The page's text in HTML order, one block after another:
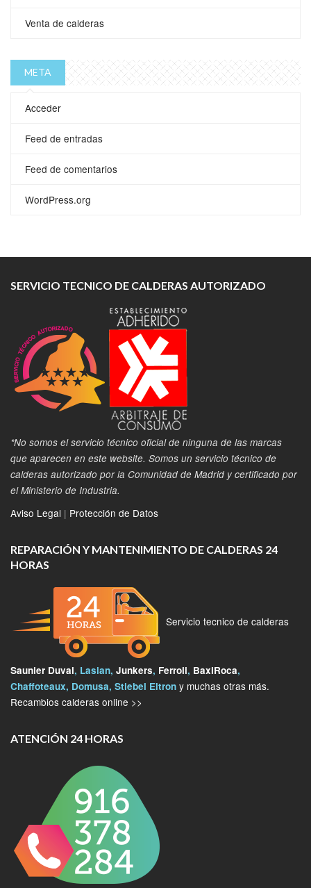
Venta de calderas
META
Acceder
Feed de entradas
Feed de comentarios
WordPress.org
SERVICIO TECNICO DE CALDERAS AUTORIZADO
*No somos el servicio técnico oficial de ninguna de las marcas
que aparecen en este website. Somos un servicio técnico de
calderas autorizado por la Comunidad de Madrid y certificado por
el Ministerio de Industria.
Aviso Legal | Protección de Datos
REPARACIÓN Y MANTENIMIENTO DE CALDERAS 24
HORAS
Servicio tecnico de calderas
Saunier Duval, Lasian, Junkers, Ferroli, BaxiRoca,
Chaffoteaux, Domusa, Stiebel Eltron y muchas otras más.
Recambios calderas online >>
ATENCIÓN 24 HORAS